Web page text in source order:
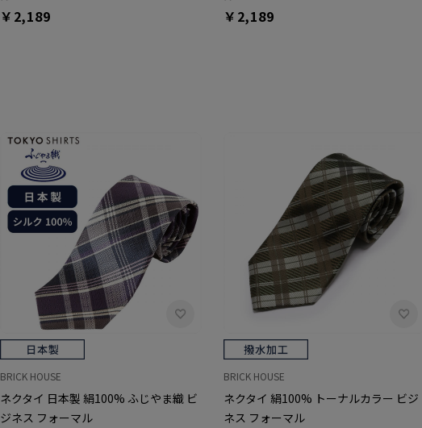
￥2,189 ￥2,189
BRICK HOUSE
ネクタイ 日本製 絹100% ふじやま織 ビ
ジネス フォーマル
BRICK HOUSE
ネクタイ 絹100% トーナルカラー ビジ
ネス フォーマル